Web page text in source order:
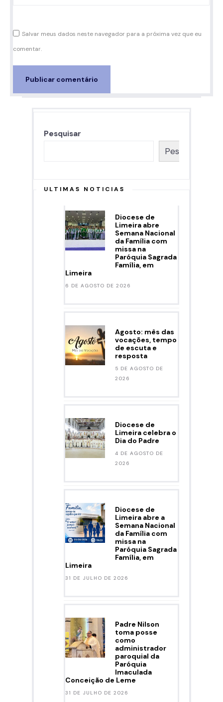
Salvar meus dados neste navegador para a próxima vez que eu
comentar.
Pesquisar
Pesquisar
ULTIMAS NOTICIAS
Diocese de
Limeira abre
Semana Nacional
da Família com
missa na
Paróquia Sagrada
Família, em
Limeira
6 DE AGOSTO DE 2026
Agosto: mês das
vocações, tempo
de escuta e
resposta
5 DE AGOSTO DE
2026
Diocese de
Limeira celebra o
Dia do Padre
4 DE AGOSTO DE
2026
Diocese de
Limeira abre a
Semana Nacional
da Família com
missa na
Paróquia Sagrada
Família, em
Limeira
31 DE JULHO DE 2026
Padre Nilson
toma posse
como
administrador
paroquial da
Paróquia
Imaculada
Conceição de Leme
31 DE JULHO DE 2026